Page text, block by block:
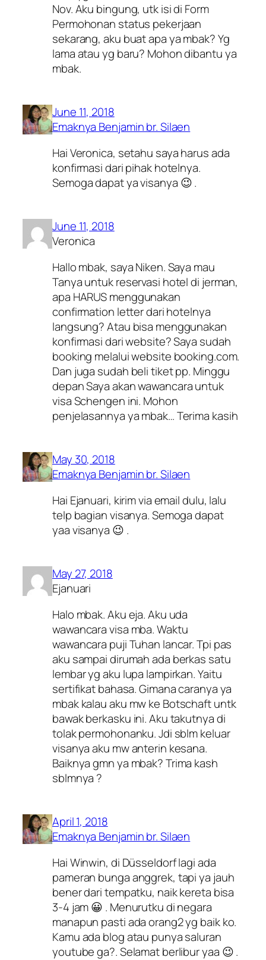
Nov. Aku bingung, utk isi di Form
Permohonan status pekerjaan
sekarang, aku buat apa ya mbak? Yg
lama atau yg baru? Mohon dibantu ya
mbak.
June 11, 2018
Emaknya Benjamin br. Silaen
Hai Veronica, setahu saya harus ada
konfirmasi dari pihak hotelnya.
Semoga dapat ya visanya 😉 .
June 11, 2018
Veronica
Hallo mbak, saya Niken. Saya mau
Tanya untuk reservasi hotel di jerman,
apa HARUS menggunakan
confirmation letter dari hotelnya
langsung? Atau bisa menggunakan
konfirmasi dari website? Saya sudah
booking melalui website booking.com.
Dan juga sudah beli tiket pp. Minggu
depan Saya akan wawancara untuk
visa Schengen ini. Mohon
penjelasannya ya mbak… Terima kasih
May 30, 2018
Emaknya Benjamin br. Silaen
Hai Ejanuari, kirim via email dulu, lalu
telp bagian visanya. Semoga dapat
yaa visanya 😉 .
May 27, 2018
Ejanuari
Halo mbak. Aku eja. Aku uda
wawancara visa mba. Waktu
wawancara puji Tuhan lancar. Tpi pas
aku sampai dirumah ada berkas satu
lembar yg aku lupa lampirkan. Yaitu
sertifikat bahasa. Gimana caranya ya
mbak kalau aku mw ke Botschaft untk
bawak berkasku ini. Aku takutnya di
tolak permohonanku. Jdi sblm keluar
visanya aku mw anterin kesana.
Baiknya gmn ya mbak? Trima kash
sblmnya ?
April 1, 2018
Emaknya Benjamin br. Silaen
Hai Winwin, di Düsseldorf lagi ada
pameran bunga anggrek, tapi ya jauh
bener dari tempatku, naik kereta bisa
3-4 jam 😀 . Menurutku di negara
manapun pasti ada orang2 yg baik ko.
Kamu ada blog atau punya saluran
youtube ga?. Selamat berlibur yaa 😉 .